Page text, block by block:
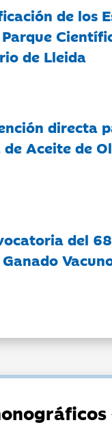
de los
de Lleida
directa
de Aceite de
del